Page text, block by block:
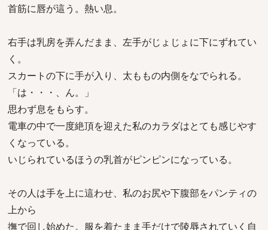
首筋に唇が這う。熱い息。
右手は乳房を弄んだまま、左手がじょじょに下にずれてい
く。
スカートの下に手が入り、太ももの内側をなでられる。
「は・・・、ん。」
思わず息をもらす。
電車の中で一度絶頂を迎えた私のカラダはとても感じやす
くなっている。
いじられているほうの乳首がピンピンになっている。
その人は手を上に這わせ、私のお尻や下腹部をパンティの
上から
撫で回し始めた。服を着たまま手だけで陵辱されていく自